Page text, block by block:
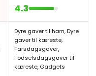
4.3
Dyre gaver til ham, Dyre
gaver til kæreste,
Farsdagsgaver,
Fødselsdagsgaver til
kæreste, Gadgets